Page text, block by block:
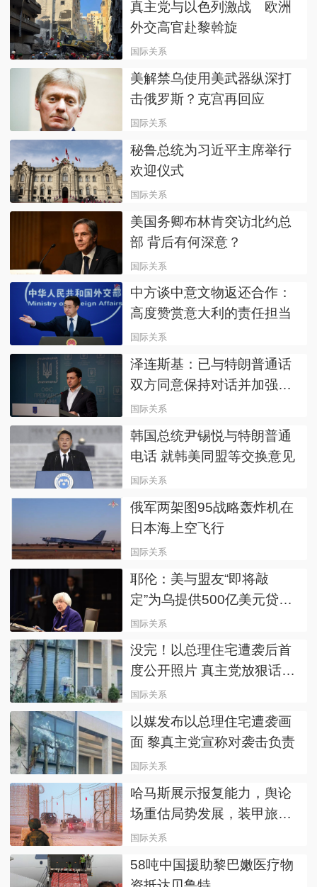
真主党与以色列激战 欧洲
外交高官赴黎斡旋
国际关系
美解禁乌使用美武器纵深打
击俄罗斯？克宫再回应
国际关系
秘鲁总统为习近平主席举行
欢迎仪式
国际关系
美国务卿布林肯突访北约总
部 背后有何深意？
国际关系
中方谈中意文物返还合作：
高度赞赏意大利的责任担当
国际关系
泽连斯基：已与特朗普通话
双方同意保持对话并加强合
作
国际关系
韩国总统尹锡悦与特朗普通
电话 就韩美同盟等交换意见
国际关系
俄军两架图95战略轰炸机在
日本海上空飞行
国际关系
耶伦：美与盟友“即将敲
定”为乌提供500亿美元贷款
计划
国际关系
没完！以总理住宅遭袭后首
度公开照片 真主党放狠话誓
言继续袭击
国际关系
以媒发布以总理住宅遭袭画
面 黎真主党宣称对袭击负责
国际关系
哈马斯展示报复能力，舆论
场重估局势发展，装甲旅旅
长被炸身亡震动以色列
国际关系
58吨中国援助黎巴嫩医疗物